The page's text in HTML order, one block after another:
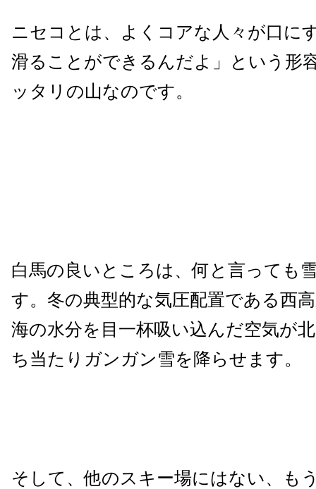
ニセコとは、よくコアな人々が口に
滑ることができるんだよ」という形
ッタリの山なのです。
白馬の良いところは、何と言っても
す。冬の典型的な気圧配置である西
海の水分を目一杯吸い込んだ空気が
ち当たりガンガン雪を降らせます。
そして、他のスキー場にはない、も